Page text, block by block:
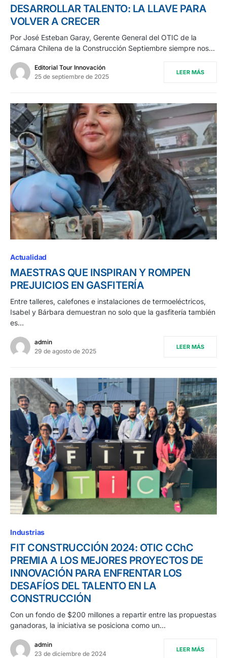
DESARROLLAR TALENTO: LA LLAVE PARA
VOLVER A CRECER
Por José Esteban Garay, Gerente General del OTIC de la
Cámara Chilena de la Construcción Septiembre siempre nos…
Editorial Tour Innovación
25 de septiembre de 2025
LEER MÁS
Actualidad
MAESTRAS QUE INSPIRAN Y ROMPEN
PREJUICIOS EN GASFITERÍA
Entre talleres, calefones e instalaciones de termoeléctricos,
Isabel y Bárbara demuestran no solo que la gasfitería también
es…
admin
29 de agosto de 2025
LEER MÁS
Industrias
FIT CONSTRUCCIÓN 2024: OTIC CChC
PREMIA A LOS MEJORES PROYECTOS DE
INNOVACIÓN PARA ENFRENTAR LOS
DESAFÍOS DEL TALENTO EN LA
CONSTRUCCIÓN
Con un fondo de $200 millones a repartir entre las propuestas
ganadoras, la iniciativa se posiciona como un…
admin
23 de diciembre de 2024
LEER MÁS